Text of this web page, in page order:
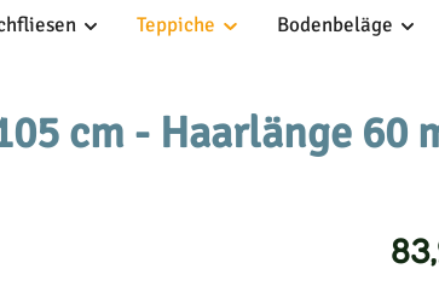
Teppiche Bodenbeläge
cm - Haarlänge 60